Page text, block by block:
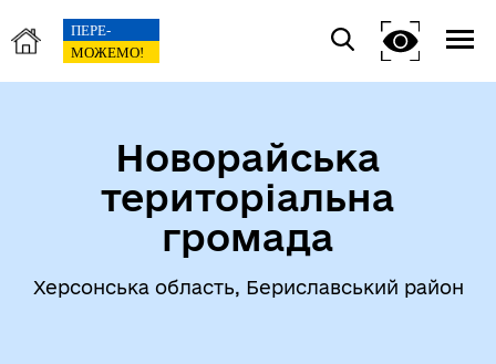
Новорайська
територіальна
громада
Херсонська область, Бериславський район